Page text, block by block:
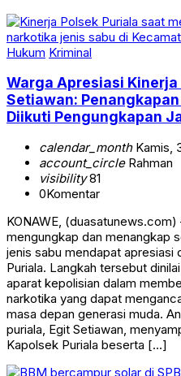
Hukum Kriminal
Warga Apresiasi
Setiawan:
Diikuti Pengungkapan
calendar_monthKamis,
account_circleRahman
visibility81
0Komentar
KONAWE,
mengungkap dan menangkap
jenis sabu mendapat apresiasi
Puriala. Langkah tersebut
aparat kepolisian dalam
narkotika yang dapat
masa depan generasi muda.
puriala, Egit Setiawan,
Kapolsek Puriala beserta […]